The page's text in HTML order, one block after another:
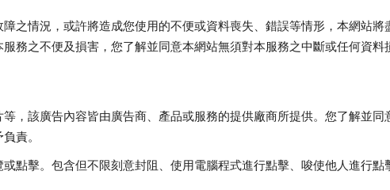
之情況，或許將造成您使用的不便或資料喪失、錯誤等情形，本網站將
務之不便及損害，您了解並同意本網站無須對本服務之中斷或任何資料
，該廣告內容皆由廣告商、產品或服務的提供廠商所提供。您了解並同
責。
點擊。包含但不限刻意封阻、使用電腦程式進行點擊、唆使他人進行點